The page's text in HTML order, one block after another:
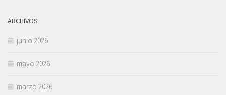
ARCHIVOS
junio 2026
mayo 2026
marzo 2026